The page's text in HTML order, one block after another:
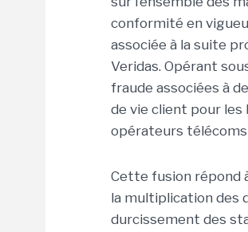
conformité en
associée à la suite
Veridas. Opérant
fraude associées à
de vie client pour les
opérateurs
Cette fusion répond
la multiplication des
durcissement des